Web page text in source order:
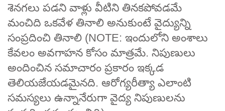
శెనగలు పడని వాళ్లు వీటిని తినకపోవడమే
మంచిది ఒకవేళ తినాలి అనుకుంటే వైద్యున్ని
సంప్రదించి తినాలి (NOTE: ఇందులోని అంశాలు
కేవలం అవగాహన కోసం మాత్రమే. నిపుణులు
అందించిన సమాచారం ప్రకారం ఇక్కడ
తెలియజేయడమైనది. ఆరోగ్యరీత్యా ఎలాంటి
సమస్యలు ఉన్నానేరుగా వైద్య నిపుణులను